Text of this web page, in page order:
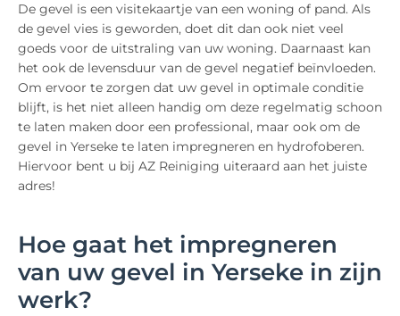
De gevel is een visitekaartje van een woning of pand. Als
de gevel vies is geworden, doet dit dan ook niet veel
goeds voor de uitstraling van uw woning. Daarnaast kan
het ook de levensduur van de gevel negatief beïnvloeden.
Om ervoor te zorgen dat uw gevel in optimale conditie
blijft, is het niet alleen handig om deze regelmatig schoon
te laten maken door een professional, maar ook om de
gevel in Yerseke te laten impregneren en hydrofoberen.
Hiervoor bent u bij AZ Reiniging uiteraard aan het juiste
adres!
Hoe gaat het impregneren
van uw gevel in Yerseke in zijn
werk?